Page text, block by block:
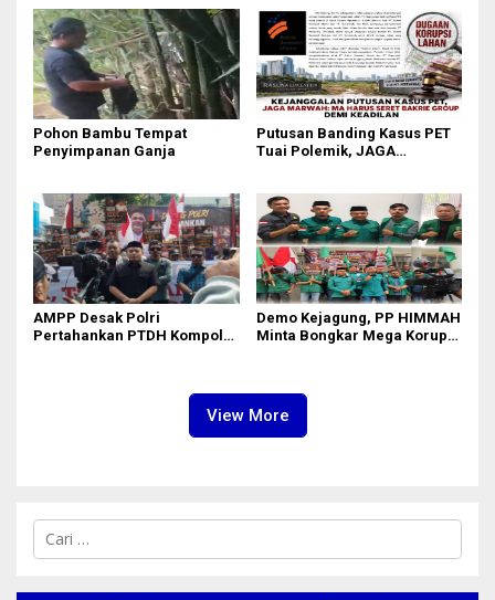
Dugaan Kasus Notifikasi
Perbankan
Pohon Bambu Tempat
Penyimpanan Ganja
Putusan Banding Kasus PET
Tuai Polemik, JAGA
AMPP Desak Polri
Pertahankan PTDH Kompol
Demo Kejagung, PP HIMMAH
Minta Bongkar Mega Korupsi
View More
C
i